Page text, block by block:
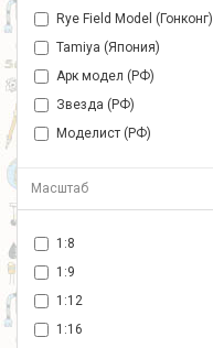
Rye Field Model (Гонконг)
Tamiya (Япония)
Арк модел (РФ)
Звезда (РФ)
Моделист (РФ)
Масштаб
1:8
1:9
1:12
1:16